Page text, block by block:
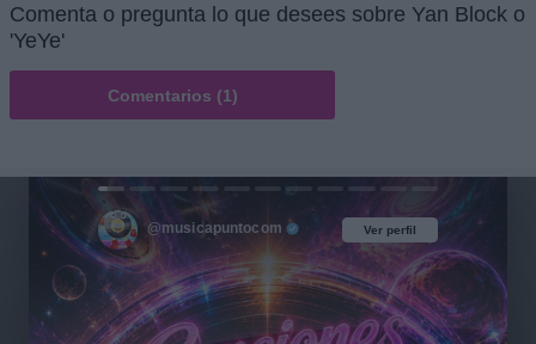
Comenta o pregunta lo que desees sobre Yan Block o
'YeYe'
Comentarios (1)
Ver perfil
@musicapuntocom Ver perfil